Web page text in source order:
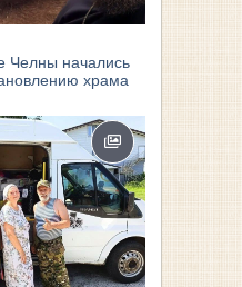
Челны начались
храма